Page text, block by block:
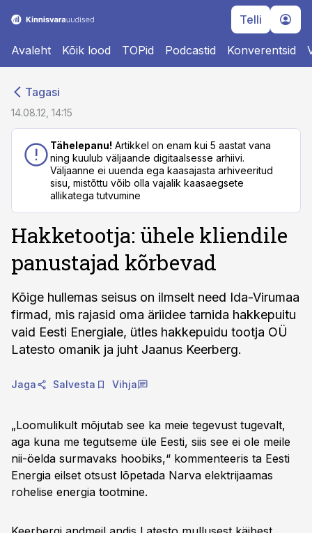
Telli
Avaleht Kõik lood TOPid Podcastid Konverentsid
Tagasi
14.08.12, 14:15
Tähelepanu! Artikkel on enam kui 5 aastat vana
ning kuulub väljaande digitaalsesse arhiivi.
Väljaanne ei uuenda ega kaasajasta arhiveeritud
sisu, mistõttu võib olla vajalik kaasaegsete
allikatega tutvumine
Hakketootja: ühele kliendile
panustajad kõrbevad
Kõige hullemas seisus on ilmselt need Ida-Virumaa
firmad, mis rajasid oma äriidee tarnida hakkepuitu
vaid Eesti Energiale, ütles hakkepuidu tootja OÜ
Latesto omanik ja juht Jaanus Keerberg.
Jaga Salvesta Vihja
„Loomulikult mõjutab see ka meie tegevust tugevalt,
aga kuna me tegutseme üle Eesti, siis see ei ole meile
nii-öelda surmavaks hoobiks,“ kommenteeris ta Eesti
Energia eilset otsust lõpetada Narva elektrijaamas
rohelise energia tootmine.